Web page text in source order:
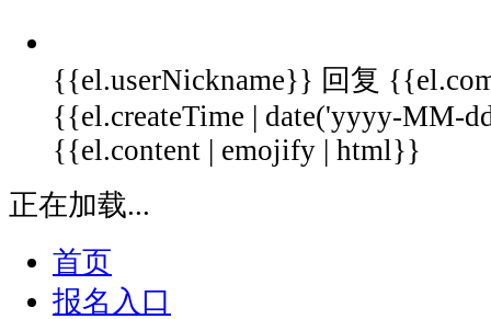
{{el.userNickname}} 回复
{{el.createTime | date('yyyy-MM-
{{el.content | emojify | html}}
正在加载...
首页
报名入口